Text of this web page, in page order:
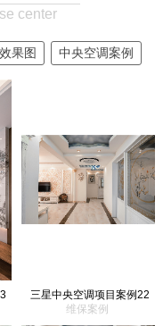
center
果图 中央空调案例
三星中央空调项目案例22
维保案例